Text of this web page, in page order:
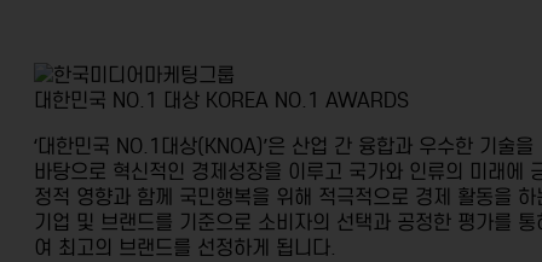
대한민국 NO.1 대상 KOREA NO.1 AWARDS
‘대한민국 NO.1대상(KNOA)’은 산업 간 융합과 우수한 기술을
바탕으로 혁신적인 경제성장을 이루고 국가와 인류의 미래에
정적 영향과 함께 국민행복을 위해 적극적으로 경제 활동을 하
기업 및 브랜드를 기준으로 소비자의 선택과 공정한 평가를 통
여 최고의 브랜드를 선정하게 됩니다.